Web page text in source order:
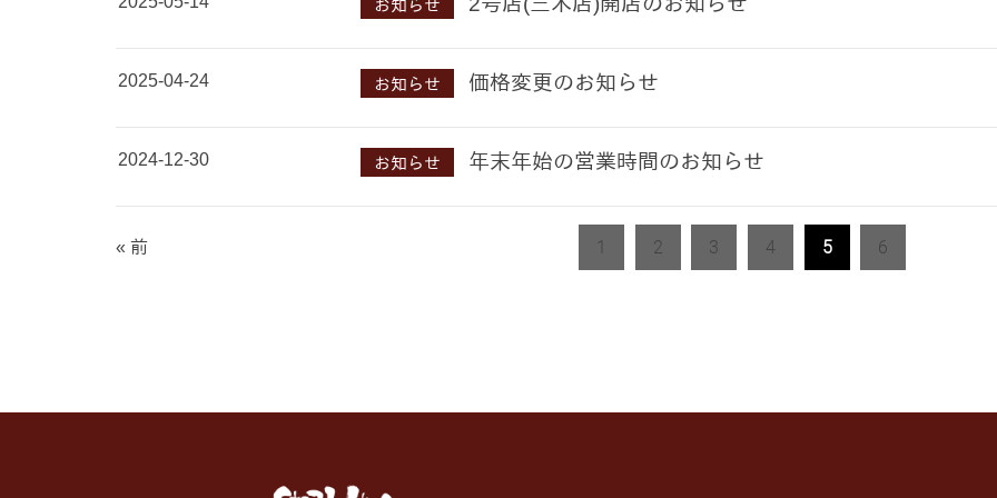
お知らせ
2025-04-24 お知らせ 価格変更のお知らせ
2024-12-30 お知らせ 年末年始の営業時間のお知らせ
« 前 1 2 3 4 5 6